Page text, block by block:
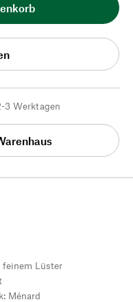
3 Werktagen
feinem Lüster
Ménard